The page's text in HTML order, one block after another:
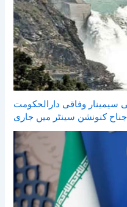
سیمینار وفاقی دارالحکومت
جناح کنونشن سینٹر میں جاری